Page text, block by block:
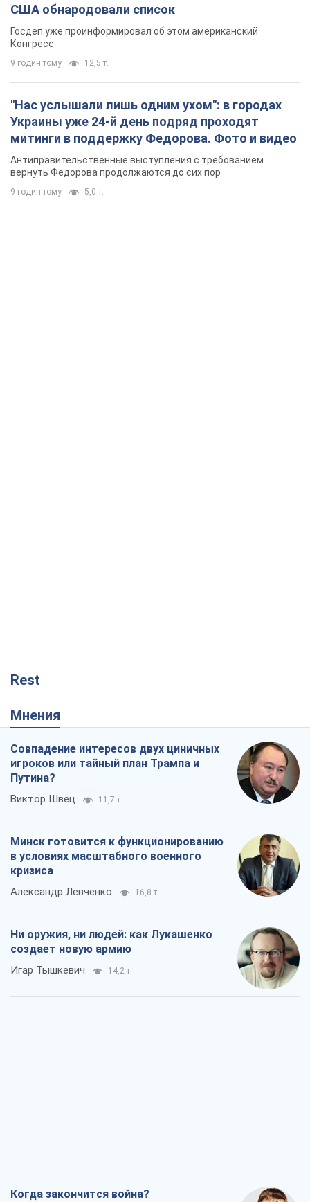
США обнародовали список
Госдеп уже проинформировал об этом американский
Конгресс
9 годин тому 12,5 т.
"Нас услышали лишь одним ухом": в городах
Украины уже 24-й день подряд проходят
митинги в поддержку Федорова. Фото и видео
Антиправительственные выступления с требованием
вернуть Федорова продолжаются до сих пор
9 годин тому 5,0 т.
Rest
Мнения
Совпадение интересов двух циничных
игроков или тайный план Трампа и
Путина?
Виктор Швец 11,7 т.
Минск готовится к функционированию
в условиях масштабного военного
кризиса
Александр Левченко 16,8 т.
Ни оружия, ни людей: как Лукашенко
создает новую армию
Игар Тышкевич 14,2 т.
Когда закончится война?